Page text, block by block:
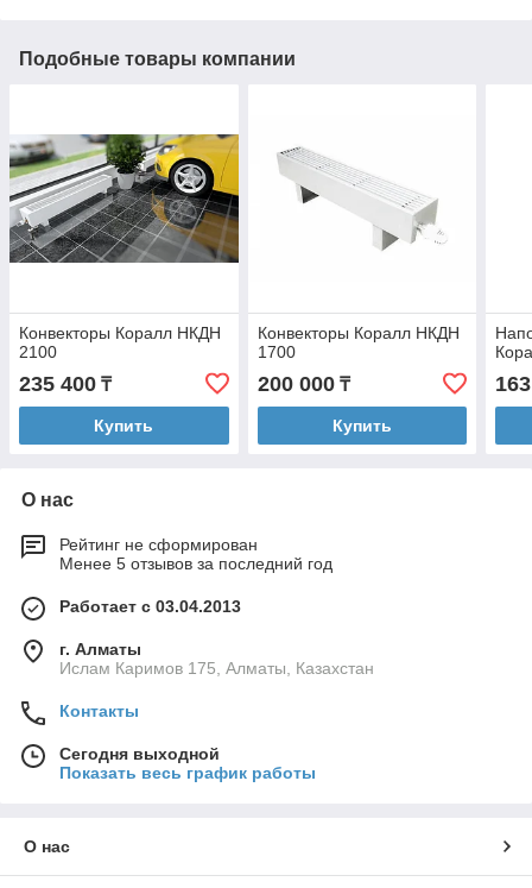
Подобные товары компании
Конвекторы Коралл НКДН
2100
235 400 ₸
Купить
Конвекторы Коралл НКДН
1700
200 000₸
Купить
О нас
Рейтинг не сформирован
Менее 5 отзывов за последний год
Работает с 03.04.2013
г. Алматы
Ислам Каримов 175, Алматы, Казахстан
Контакты
Сегодня выходной
Показать весь график работы
О нас